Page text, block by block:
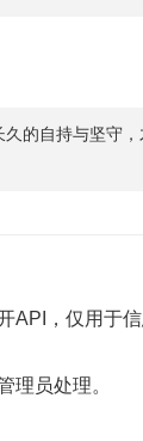
的自持与坚守
API，仅用于
理员处理。